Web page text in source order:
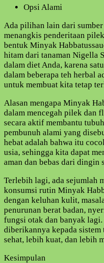
Opsi Alami
Ada pilihan lain dari
menangkis penderitaan
bentuk Minyak
hitam dari tanaman Nigella
dalam diet Anda, karena
dalam beberapa teh herbal
untuk membuat kita tetap
Alasan mengapa Minyak
dalam mencegah pilek dan
secara aktif membantu
pembunuh alami yang
hebat adalah bahwa itu
usia, sehingga kita dapat
aman dan bebas dari dingin
Terlebih lagi, ada sejumlah
konsumsi rutin Minyak
dengan keluhan kulit,
penurunan berat badan,
fungsi otak dan banyak
diberikannya kepada
sehat, lebih kuat, dan lebih
Kesimpulan